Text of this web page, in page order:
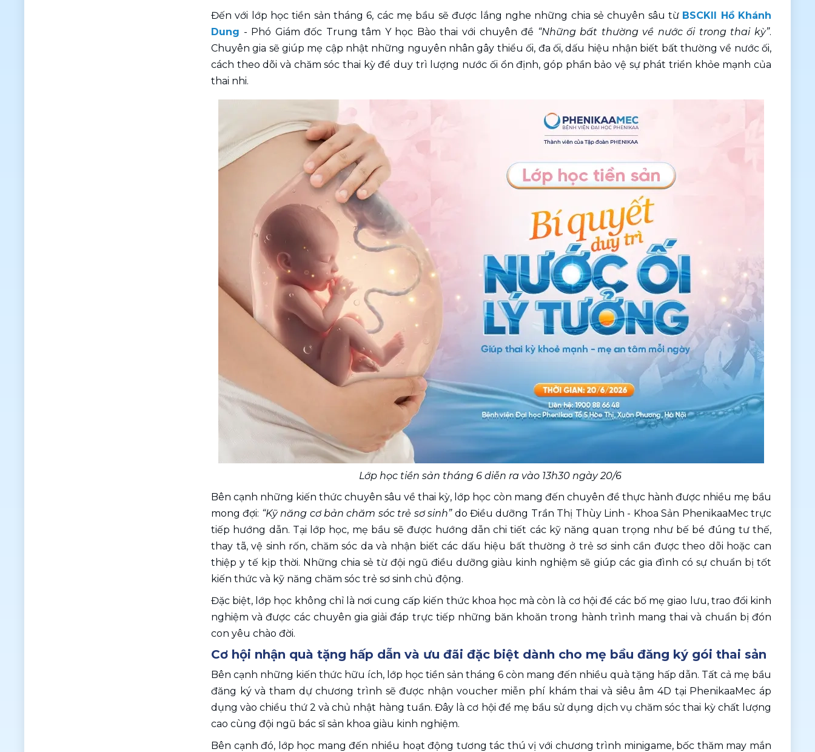
Đến với lớp học tiền sản tháng 6, các mẹ bầu sẽ được lắng nghe những chia sẻ chuyên sâu từ BSCKII Hồ Khánh
Dung - Phó Giám đốc Trung tâm Y học Bào thai với chuyên đề “Những bất thường về nước ối trong thai kỳ”.
Chuyên gia sẽ giúp mẹ cập nhật những nguyên nhân gây thiểu ối, đa ối, dấu hiệu nhận biết bất thường về nước ối,
cách theo dõi và chăm sóc thai kỳ để duy trì lượng nước ối ổn định, góp phần bảo vệ sự phát triển khỏe mạnh của
thai nhi.
Lớp học tiền sản tháng 6 diễn ra vào 13h30 ngày 20/6
Bên cạnh những kiến thức chuyên sâu về thai kỳ, lớp học còn mang đến chuyên đề thực hành được nhiều mẹ bầu
mong đợi: “Kỹ năng cơ bản chăm sóc trẻ sơ sinh” do Điều dưỡng Trần Thị Thùy Linh - Khoa Sản PhenikaaMec trực
tiếp hướng dẫn. Tại lớp học, mẹ bầu sẽ được hướng dẫn chi tiết các kỹ năng quan trọng như bế bé đúng tư thế,
thay tã, vệ sinh rốn, chăm sóc da và nhận biết các dấu hiệu bất thường ở trẻ sơ sinh cần được theo dõi hoặc can
thiệp y tế kịp thời. Những chia sẻ từ đội ngũ điều dưỡng giàu kinh nghiệm sẽ giúp các gia đình có sự chuẩn bị tốt
kiến thức và kỹ năng chăm sóc trẻ sơ sinh chủ động.
Đặc biệt, lớp học không chỉ là nơi cung cấp kiến thức khoa học mà còn là cơ hội để các bố mẹ giao lưu, trao đổi kinh
nghiệm và được các chuyên gia giải đáp trực tiếp những băn khoăn trong hành trình mang thai và chuẩn bị đón
con yêu chào đời.
Cơ hội nhận quà tặng hấp dẫn và ưu đãi đặc biệt dành cho mẹ bầu đăng ký gói thai sản
Bên cạnh những kiến thức hữu ích, lớp học tiền sản tháng 6 còn mang đến nhiều quà tặng hấp dẫn. Tất cả mẹ bầu
đăng ký và tham dự chương trình sẽ được nhận voucher miễn phí khám thai và siêu âm 4D tại PhenikaaMec áp
dụng vào chiều thứ 2 và chủ nhật hàng tuần. Đây là cơ hội để mẹ bầu sử dụng dịch vụ chăm sóc thai kỳ chất lượng
cao cùng đội ngũ bác sĩ sản khoa giàu kinh nghiệm.
Bên cạnh đó, lớp học mang đến nhiều hoạt động tương tác thú vị với chương trình minigame, bốc thăm may mắn